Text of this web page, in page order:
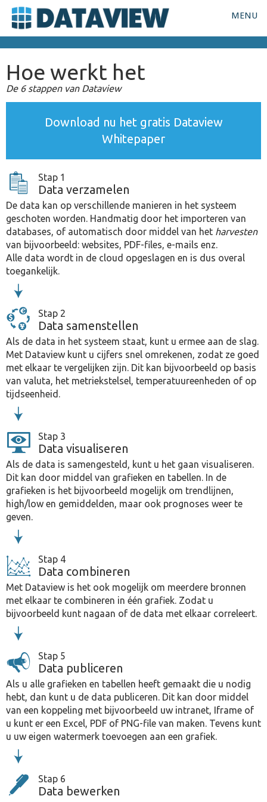
MENU
Hoe werkt het
De 6 stappen van Dataview
Download nu het gratis Dataview
Whitepaper
Stap 1
Data verzamelen
De data kan op verschillende manieren in het systeem
geschoten worden. Handmatig door het importeren van
databases, of automatisch door middel van het harvesten
van bijvoorbeeld: websites, PDF-files, e-mails enz.
Alle data wordt in de cloud opgeslagen en is dus overal
toegankelijk.
Stap 2
Data samenstellen
Als de data in het systeem staat, kunt u ermee aan de slag.
Met Dataview kunt u cijfers snel omrekenen, zodat ze goed
met elkaar te vergelijken zijn. Dit kan bijvoorbeeld op basis
van valuta, het metriekstelsel, temperatuureenheden of op
tijdseenheid.
Stap 3
Data visualiseren
Als de data is samengesteld, kunt u het gaan visualiseren.
Dit kan door middel van grafieken en tabellen. In de
grafieken is het bijvoorbeeld mogelijk om trendlijnen,
high/low en gemiddelden, maar ook prognoses weer te
geven.
Stap 4
Data combineren
Met Dataview is het ook mogelijk om meerdere bronnen
met elkaar te combineren in één grafiek. Zodat u
bijvoorbeeld kunt nagaan of de data met elkaar correleert.
Stap 5
Data publiceren
Als u alle grafieken en tabellen heeft gemaakt die u nodig
hebt, dan kunt u de data publiceren. Dit kan door middel
van een koppeling met bijvoorbeeld uw intranet, Iframe of
u kunt er een Excel, PDF of PNG-file van maken. Tevens kunt
u uw eigen watermerk toevoegen aan een grafiek.
Stap 6
Data bewerken